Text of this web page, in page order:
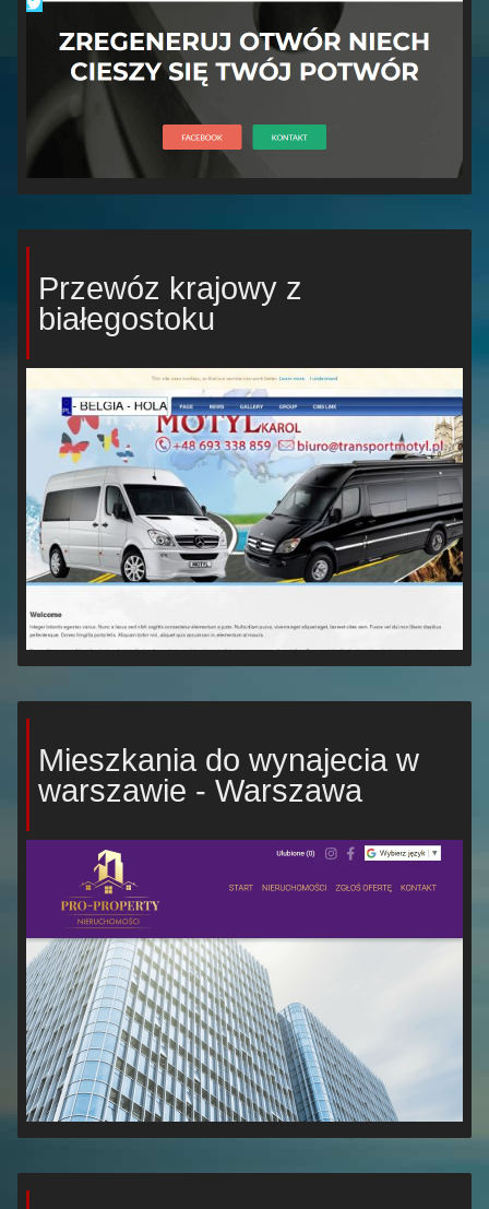
Przewóz krajowy z
białegostoku
Mieszkania do wynajecia w
warszawie - Warszawa